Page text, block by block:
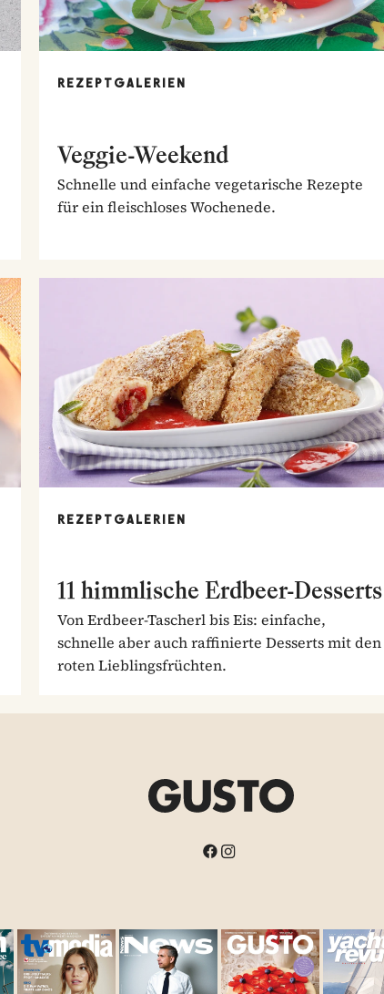
REZEPTGALERIEN
Veggie-Weekend
Schnelle und einfache vegetarische Rezepte
für ein fleischloses Wochenede.
REZEPTGALERIEN
11 himmlische Erdbeer-Desserts
Von Erdbeer-Tascherl bis Eis: einfache,
schnelle aber auch raffinierte Desserts mit den
roten Lieblingsfrüchten.